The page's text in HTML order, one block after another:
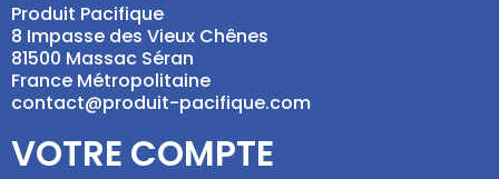
Produit Pacifique
8 Impasse des Vieux Chênes
81500 Massac Séran
France Métropolitaine
contact@produit-pacifique.com
VOTRE COMPTE